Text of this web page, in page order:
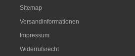
Sitemap
Versandinformationen
Impressum
Widerrufsrecht